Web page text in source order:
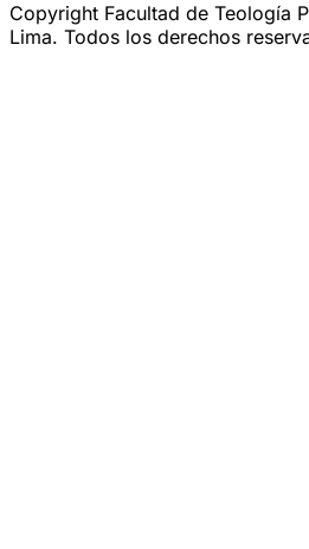
Copyright Facultad de Teología
Lima. Todos los derechos